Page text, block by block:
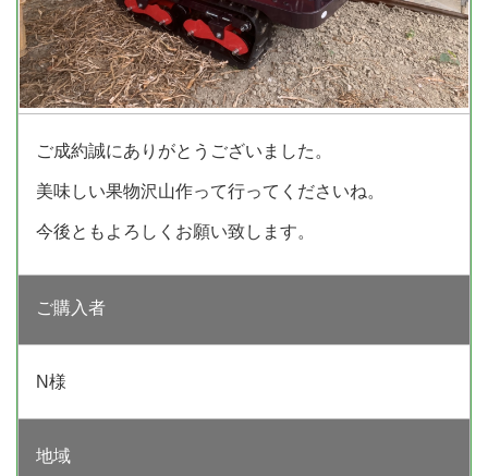
ご成約誠にありがとうございました。
美味しい果物沢山作って行ってくださいね。
今後ともよろしくお願い致します。
ご購入者
N様
地域